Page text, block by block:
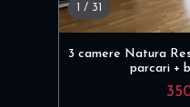
1 / 31
3 camere Natura
parcari +